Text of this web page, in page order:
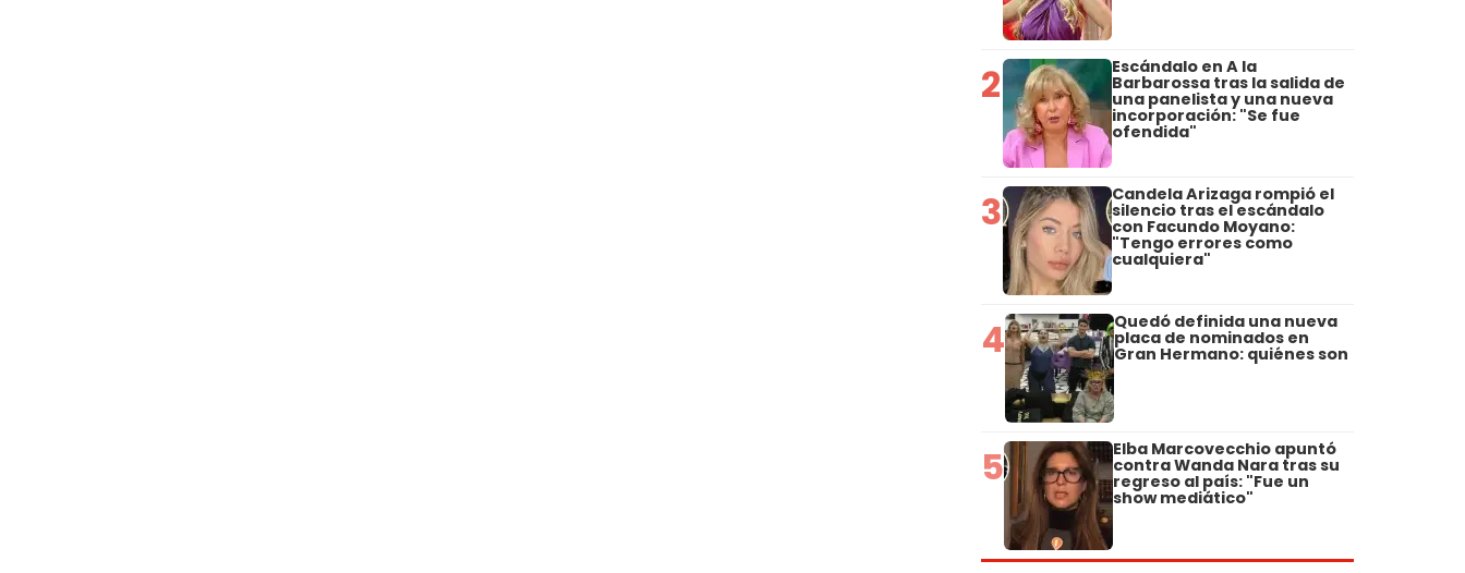
2 Escándalo en A la
Barbarossa tras la salida de
una panelista y una nueva
incorporación: "Se fue
ofendida"
3 Candela Arizaga rompió el
silencio tras el escándalo
con Facundo Moyano:
"Tengo errores como
cualquiera"
4 Quedó definida una nueva
placa de nominados en
Gran Hermano: quiénes son
5 Elba Marcovecchio apuntó
contra Wanda Nara tras su
regreso al país: "Fue un
show mediático"